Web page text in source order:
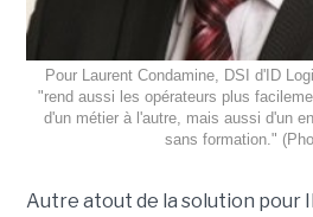
Pour Laurent Condamine, DSI d'ID
"rend aussi les opérateurs plus
d'un métier à l'autre, mais aussi d'un
sans formation."
Autre atout de la solution pour